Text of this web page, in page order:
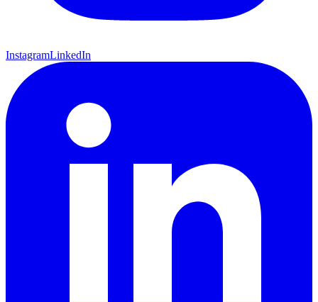
InstagramLinkedIn